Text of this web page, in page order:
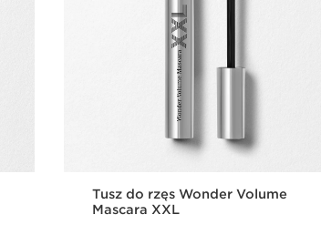
Tusz do rzęs Wonder Volume
Mascara XXL